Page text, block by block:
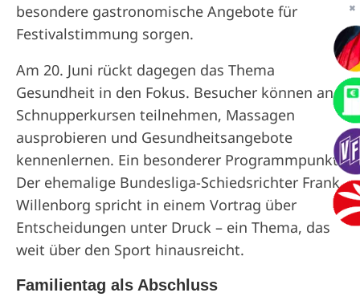
besondere gastronomische Angebote für
Festivalstimmung sorgen.
Am 20. Juni rückt dagegen das Thema
Gesundheit in den Fokus. Besucher können an
Schnupperkursen teilnehmen, Massagen
ausprobieren und Gesundheitsangebote
kennenlernen. Ein besonderer Programmpunkt:
Der ehemalige Bundesliga-Schiedsrichter Frank
Willenborg spricht in einem Vortrag über
Entscheidungen unter Druck – ein Thema, das
weit über den Sport hinausreicht.
Familientag als Abschluss
✖